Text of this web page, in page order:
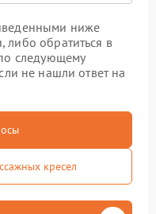
ниже
либо обратиться в
следующему
не нашли ответ на
кресел